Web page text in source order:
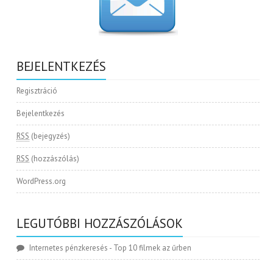
BEJELENTKEZÉS
Regisztráció
Bejelentkezés
RSS (bejegyzés)
RSS (hozzászólás)
WordPress.org
LEGUTÓBBI HOZZÁSZÓLÁSOK
Internetes pénzkeresés - Top 10 filmek az űrben